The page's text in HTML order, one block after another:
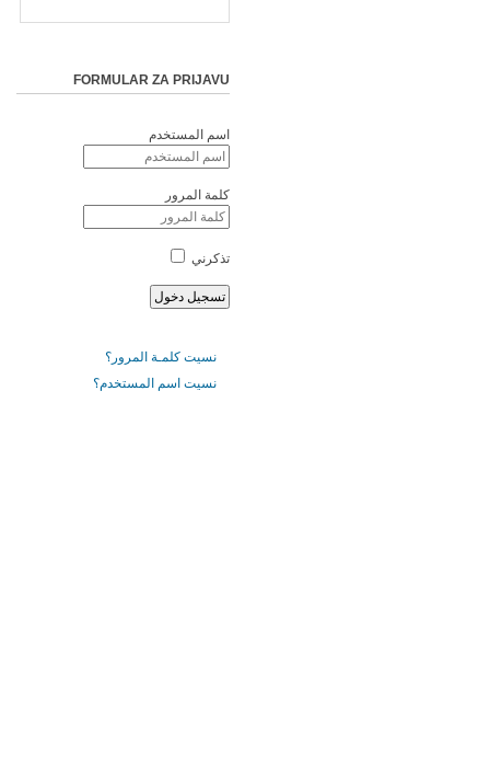
FORMULAR ZA PRIJAVU
اسم المستخدم
كلمة المرور
تذكرني
نسيت كلمـة المرور؟
نسيت اسم المستخدم؟